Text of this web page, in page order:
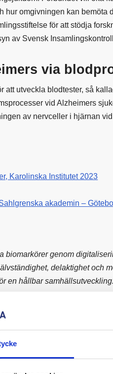
hur omgivningen kan bemöta
för att stödja
av Svensk
via
att utveckla blodtester, så
vid Alzheimers
av nervceller i hjärnan
Karolinska Institutet 2023
akademin –
biomarkörer genom
delaktighet och
en hållbar
populärvetenskapliga och skall ej
Medisera kan inte garantera